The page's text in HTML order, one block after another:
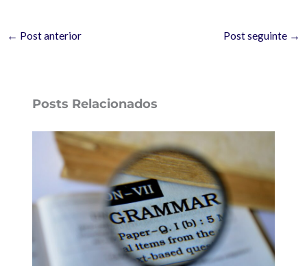
← Post anterior Post seguinte →
Posts Relacionados